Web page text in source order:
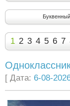
1 2 3 4 5 6 7
[ Дата: 6-08-